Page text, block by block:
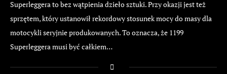
Superleggera to bez wątpienia dzieło sztuki. Przy okazji jest też
sprzętem, który ustanowił rekordowy stosunek mocy do masy dla
motocykli seryjnie produkowanych. To oznacza, że 1199
Superleggera musi być całkiem…